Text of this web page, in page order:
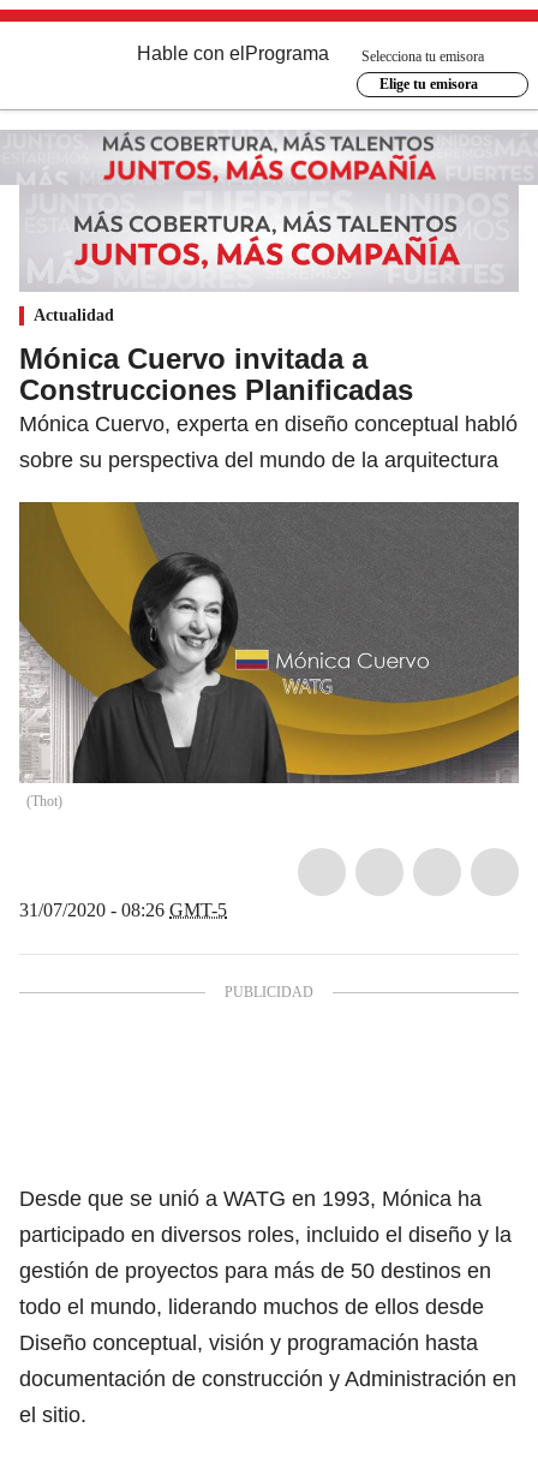
Hable con el Programa
Selecciona tu emisora
Elige tu emisora
Actualidad
Mónica Cuervo invitada a
Construcciones Planificadas
Mónica Cuervo, experta en diseño conceptual habló
sobre su perspectiva del mundo de la arquitectura
(Thot)
31/07/2020 - 08:26 GMT-5
Desde que se unió a WATG en 1993, Mónica ha
participado en diversos roles, incluido el diseño y la
gestión de proyectos para más de 50 destinos en
todo el mundo, liderando muchos de ellos desde
Diseño conceptual, visión y programación hasta
documentación de construcción y Administración en
el sitio.